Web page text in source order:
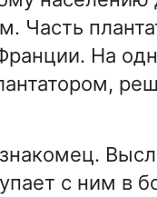
Часть
На
с ним в